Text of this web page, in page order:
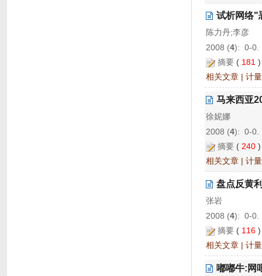
试析网络"
陈力丹;李彦
2008 (4): 0-0.
摘要 ( 181
相关文章 | 计
马来西亚
徐妮娜
2008 (4): 0-0.
摘要 ( 240
相关文章 | 计
盘点反黄
张岩
2008 (4): 0-0.
摘要 ( 116
相关文章 | 计
嘟嘟牛:网